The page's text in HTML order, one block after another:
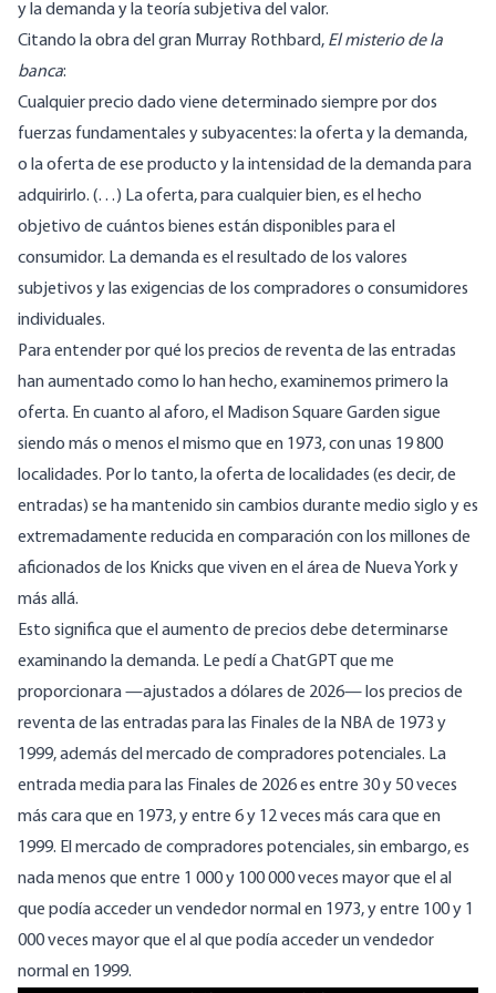
y la demanda y la teoría subjetiva del valor.
Citando la obra del gran Murray Rothbard, El misterio de la
banca:
Cualquier precio dado viene determinado siempre por dos
fuerzas fundamentales y subyacentes: la oferta y la demanda,
o la oferta de ese producto y la intensidad de la demanda para
adquirirlo. (…) La oferta, para cualquier bien, es el hecho
objetivo de cuántos bienes están disponibles para el
consumidor. La demanda es el resultado de los valores
subjetivos y las exigencias de los compradores o consumidores
individuales.
Para entender por qué los precios de reventa de las entradas
han aumentado como lo han hecho, examinemos primero la
oferta. En cuanto al aforo, el Madison Square Garden sigue
siendo más o menos el mismo que en 1973, con unas 19 800
localidades. Por lo tanto, la oferta de localidades (es decir, de
entradas) se ha mantenido sin cambios durante medio siglo y es
extremadamente reducida en comparación con los millones de
aficionados de los Knicks que viven en el área de Nueva York y
más allá.
Esto significa que el aumento de precios debe determinarse
examinando la demanda. Le pedí a ChatGPT que me
proporcionara —ajustados a dólares de 2026— los precios de
reventa de las entradas para las Finales de la NBA de 1973 y
1999, además del mercado de compradores potenciales. La
entrada media para las Finales de 2026 es entre 30 y 50 veces
más cara que en 1973, y entre 6 y 12 veces más cara que en
1999. El mercado de compradores potenciales, sin embargo, es
nada menos que entre 1 000 y 100 000 veces mayor que el al
que podía acceder un vendedor normal en 1973, y entre 100 y 1
000 veces mayor que el al que podía acceder un vendedor
normal en 1999.